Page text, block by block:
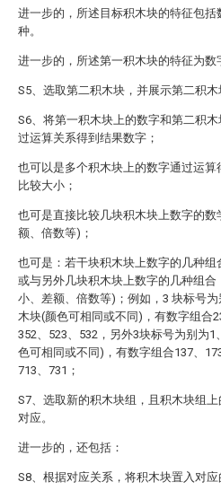
进一步的，所述目标积木块的特征包括
种。
进一步的，所述第一积木块的特征为数
S5、选取第二积木块，并展示第二积木
S6、将第一积木块上的数字和第二积
过运算关系得到结果数字；
也可以是多个积木块上的数字通过运算
比较大小；
也可是直接比较几块积木块上数字的数
额、倍数等)；
也可是：若干块积木块上数字的几种组
或与另外几块积木块上数字的几种组合
小、差额、倍数等)；例如，3 块标号
木块(颜色可相同或不同)，有数字组合
352、523、532，另外3块标号为别为1
色可相同或不同)，有数字组合137、
713、731；
S7、选取新的积木块组，且积木块组
对应。
进一步的，还包括：
S8、根据对应关系，将积木块置入对应